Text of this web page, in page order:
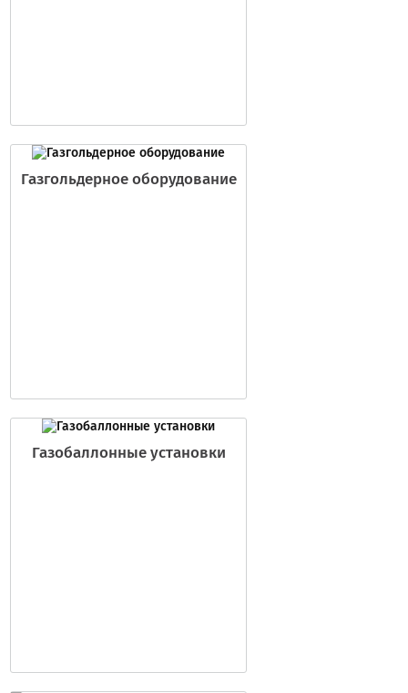
Газгольдерное оборудование
Газобаллонные установки